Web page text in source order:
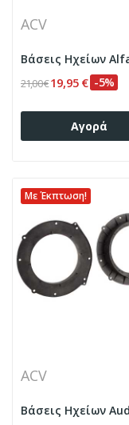
ACV
21,00 €19,95 € -5%
Αγορά
Με Έκπτωση!
ACV